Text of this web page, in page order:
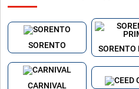
SORENTO SORENTO
CARNIVAL